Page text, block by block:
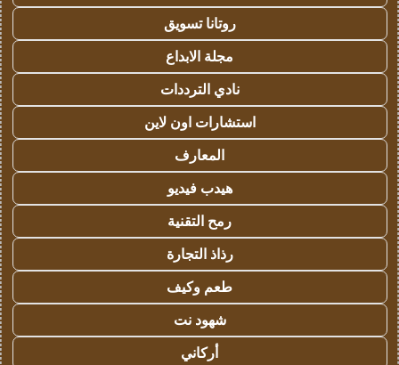
روتانا تسويق
مجلة الابداع
نادي الترددات
استشارات اون لاين
المعارف
هيدب فيديو
رمح التقنية
رذاذ التجارة
طعم وكيف
شهود نت
أركاني